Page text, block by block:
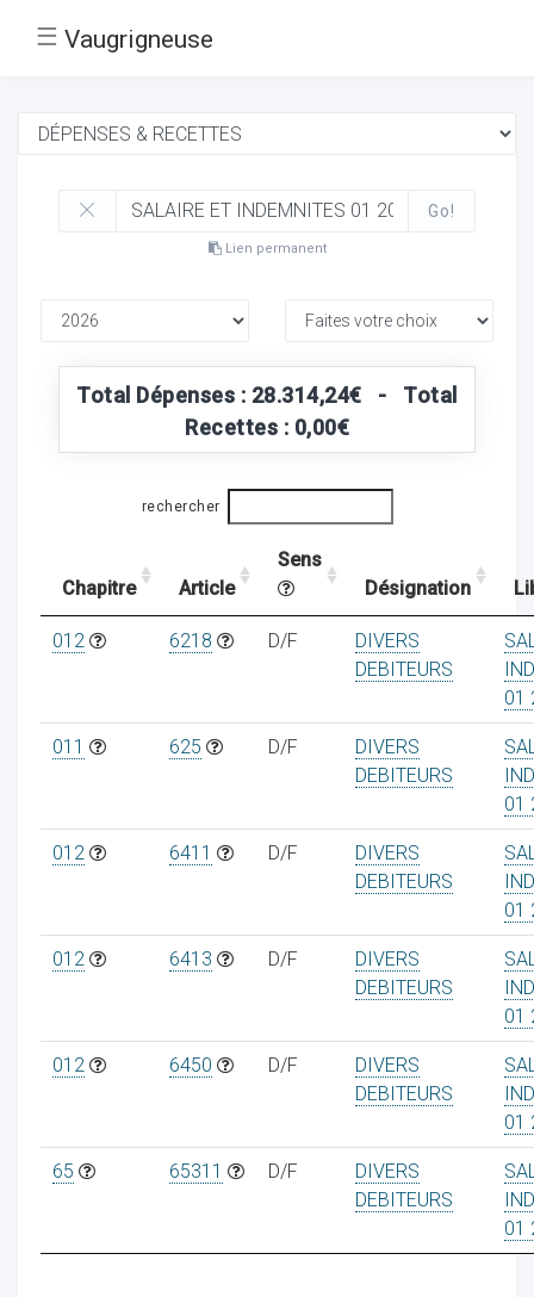
☰ Vaugrigneuse
Go!
Lien permanent
Total Dépenses : 28.314,24€ - Total
Recettes : 0,00€
rechercher
Chapitre Article
Sens
Désignation
012 6218 D/F
DIVERS
DEBITEURS
01
011 625 D/F
DIVERS
DEBITEURS
01
012 6411 D/F
DIVERS
DEBITEURS
01
012 6413 D/F
DIVERS
DEBITEURS
01
012 6450 D/F
DIVERS
DEBITEURS
01
65 65311 D/F
DIVERS
DEBITEURS
01